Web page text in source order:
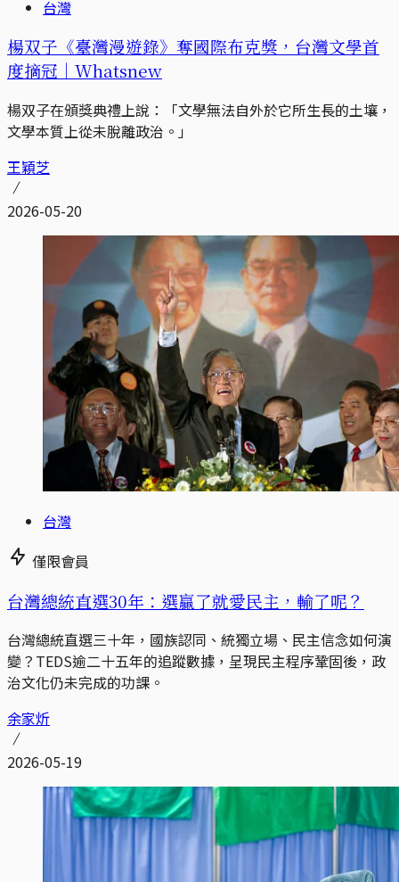
台灣
楊双子《臺灣漫遊錄》奪國際布克獎，台灣文學首
度摘冠｜Whatsnew
楊双子在頒獎典禮上說：「文學無法自外於它所生長的土壤，
文學本質上從未脫離政治。」
王穎芝
2026-05-20
台灣
僅限會員
台灣總統直選30年：選贏了就愛民主，輸了呢？
台灣總統直選三十年，國族認同、統獨立場、民主信念如何演
變？TEDS逾二十五年的追蹤數據，呈現民主程序鞏固後，政
治文化仍未完成的功課。
余家炘
2026-05-19